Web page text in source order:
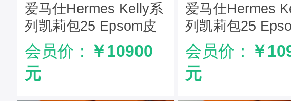
爱马仕Hermes Kelly系
列凯莉包25 Epsom皮
手掌纹 纯手工定制版
大象灰
会员价： ￥10900
元
爱马仕Hermes
列凯莉包25
手掌纹 纯手工定
锦葵紫
会员价： ￥
元